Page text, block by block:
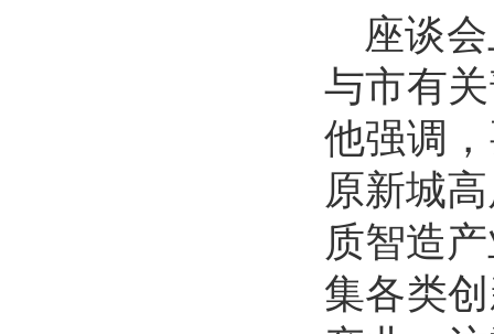
座谈
与市有
他强调
原新城
质智造
集各类